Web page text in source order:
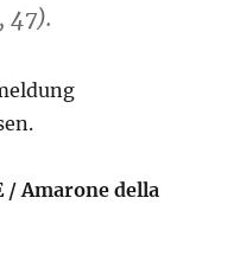
47).
/ Amarone della